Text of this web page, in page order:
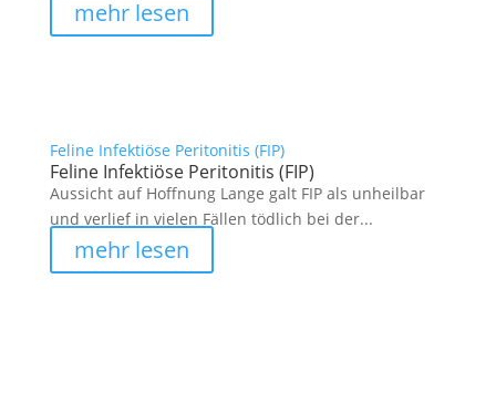
mehr lesen
Feline Infektiöse Peritonitis (FIP)
Feline Infektiöse Peritonitis (FIP)
Aussicht auf Hoffnung Lange galt FIP als unheilbar
und verlief in vielen Fällen tödlich bei der...
mehr lesen